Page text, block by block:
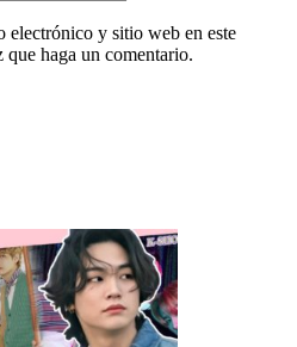
electrónico y sitio web en este
haga un comentario.